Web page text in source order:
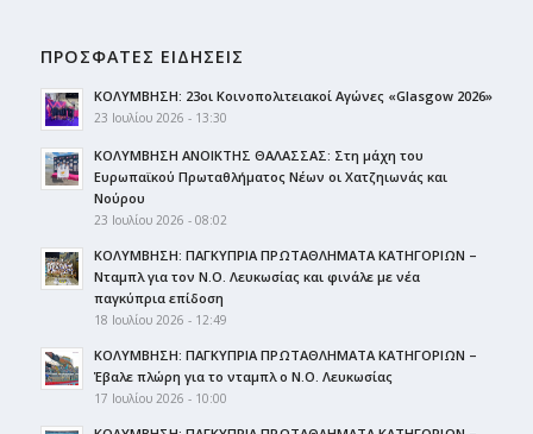
ΠΡΟΣΦΑΤΕΣ ΕΙΔΗΣΕΙΣ
ΚΟΛΥΜΒΗΣΗ: 23οι Κοινοπολιτειακοί Αγώνες «Glasgow 2026»
23 Ιουλίου 2026 - 13:30
ΚΟΛΥΜΒΗΣΗ ΑΝΟΙΚΤΗΣ ΘΑΛΑΣΣΑΣ: Στη μάχη του
Ευρωπαϊκού Πρωταθλήματος Νέων οι Χατζηιωνάς και
Νούρου
23 Ιουλίου 2026 - 08:02
ΚΟΛΥΜΒΗΣΗ: ΠΑΓΚΥΠΡΙΑ ΠΡΩΤΑΘΛΗΜΑΤΑ ΚΑΤΗΓΟΡΙΩΝ –
Νταμπλ για τον Ν.Ο. Λευκωσίας και φινάλε με νέα
παγκύπρια επίδοση
18 Ιουλίου 2026 - 12:49
ΚΟΛΥΜΒΗΣΗ: ΠΑΓΚΥΠΡΙΑ ΠΡΩΤΑΘΛΗΜΑΤΑ ΚΑΤΗΓΟΡΙΩΝ –
Έβαλε πλώρη για το νταμπλ ο Ν.Ο. Λευκωσίας
17 Ιουλίου 2026 - 10:00